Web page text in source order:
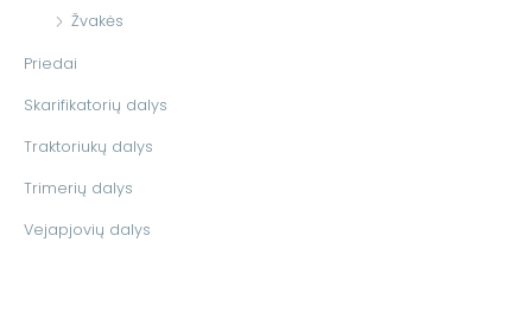
Žvakės
Priedai
Skarifikatorių dalys
Traktoriukų dalys
Trimerių dalys
Vejapjovių dalys